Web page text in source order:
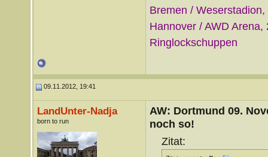
Bremen /
Hannover / AWD
Ringlockschuppen
09.11.2012, 19:41
LandUnter-Nadja
born to run
AW: Dortmund 09.
noch so!
Zitat: